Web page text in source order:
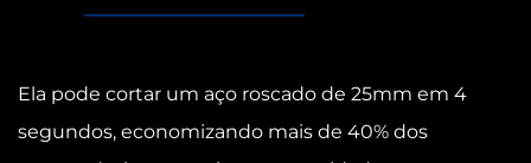
Ela pode cortar um aço roscado de 25mm em 4
segundos, economizando mais de 40% dos